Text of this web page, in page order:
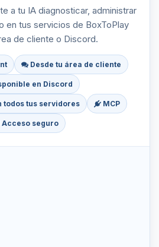
a tu IA diagnosticar, administrar
en tus servicios de BoxToPlay
de cliente o Discord.
Desde tu área de cliente
en Discord
tus servidores MCP
Acceso seguro